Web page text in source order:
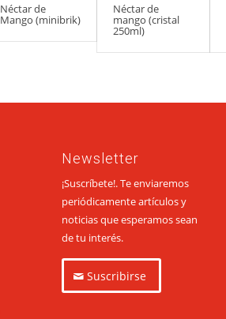
Néctar de
Mango (minibrik)
Néctar de
mango (cristal
250ml)
Newsletter
¡Suscríbete!. Te enviaremos
periódicamente artículos y
noticias que esperamos sean
de tu interés.
Suscribirse